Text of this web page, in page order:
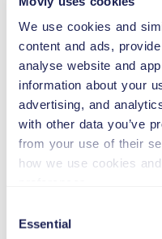
We use cookies and
content and ads,
analyse website and
information about your
advertising, and
with other data you’ve
from your use of their
how we use cookies
Selection
Essential
SEGGIOLINO
2,5–13 kg
SEGGIOLINO
9–18 kg
SEGGIOLINO
15–36 kg
CUSCINO